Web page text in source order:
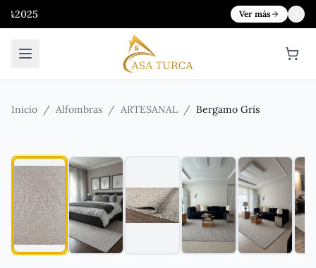
Hasta
Ver más
Inicio / Alfombras / ARTESANAL / Bergamo Gris